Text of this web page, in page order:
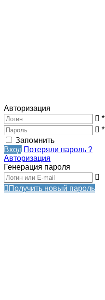
Авторизация
*
*
Запомнить
Вход Потеряли пароль ?
Авторизация
Генерация пароля
Получить новый пароль